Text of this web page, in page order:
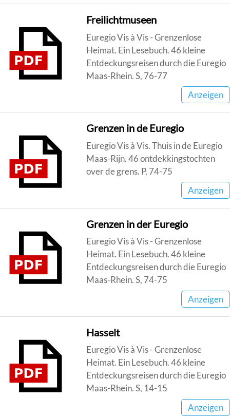
Freilichtmuseen
Euregio Vis à Vis - Grenzenlose
Heimat. Ein Lesebuch. 46 kleine
Entdeckungsreisen durch die Euregio
Maas-Rhein. S, 76-77
Anzeigen
Grenzen in de Euregio
Euregio Vis à Vis. Thuis in de Euregio
Maas-Rijn. 46 ontdekkingstochten
over de grens. P, 74-75
Anzeigen
Grenzen in der Euregio
Euregio Vis à Vis - Grenzenlose
Heimat. Ein Lesebuch. 46 kleine
Entdeckungsreisen durch die Euregio
Maas-Rhein. S, 74-75
Anzeigen
Hasselt
Euregio Vis à Vis - Grenzenlose
Heimat. Ein Lesebuch. 46 kleine
Entdeckungsreisen durch die Euregio
Maas-Rhein. S, 14-15
Anzeigen